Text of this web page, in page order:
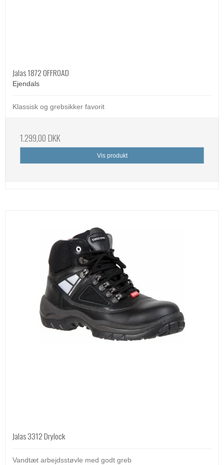
Jalas 1872 OFFROAD
Ejendals
Klassisk og grebsikker favorit
1.299,00 DKK
Vis produkt
Jalas 3312 Drylock
Vandtæt arbejdsstøvle med godt greb